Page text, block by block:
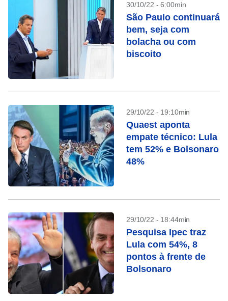
30/10/22 - 6:00min
São Paulo continuará
bem, seja com
bolacha ou com
biscoito
29/10/22 - 19:10min
Quaest aponta
empate técnico: Lula
tem 52% e Bolsonaro
48%
29/10/22 - 18:44min
Pesquisa Ipec traz
Lula com 54%, 8
pontos à frente de
Bolsonaro